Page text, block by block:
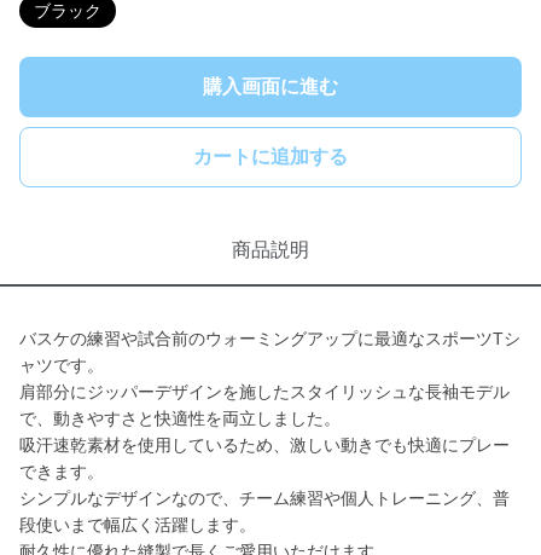
ブラック
購入画面に進む
カートに追加する
商品説明
バスケの練習や試合前のウォーミングアップに最適なスポーツTシ
ャツです。
肩部分にジッパーデザインを施したスタイリッシュな長袖モデル
で、動きやすさと快適性を両立しました。
吸汗速乾素材を使用しているため、激しい動きでも快適にプレー
できます。
シンプルなデザインなので、チーム練習や個人トレーニング、普
段使いまで幅広く活躍します。